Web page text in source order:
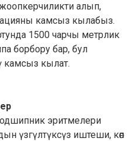
жоопкерчиликти алып,
камсыз кылабыз.
1500 чарчы метрлик
борбору бар, бул
камсыз кылат.
эритмелери
үзгүлтүксүз иштеши, көп